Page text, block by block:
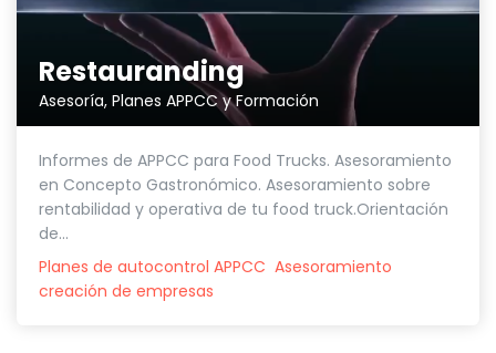
Restauranding
Asesoría, Planes APPCC y Formación
Informes de APPCC para Food Trucks. Asesoramiento
en Concepto Gastronómico. Asesoramiento sobre
rentabilidad y operativa de tu food truck.Orientación
de...
Planes de autocontrol APPCC Asesoramiento
creación de empresas